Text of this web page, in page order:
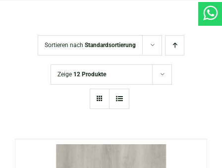
NeuigkeitenSortieren nach Standardsortierung
Zeige 12 Produkte